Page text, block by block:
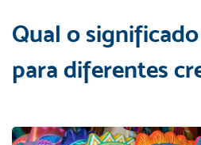
Qual o
para diferentes